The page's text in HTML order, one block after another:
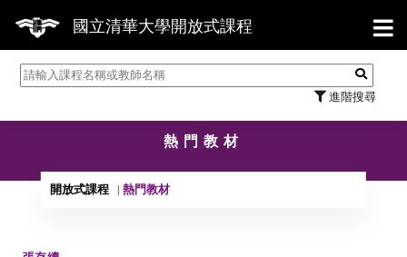
國立清華大學開放式課程
進階搜尋
【
熱門教材
開放式課程 熱門教材